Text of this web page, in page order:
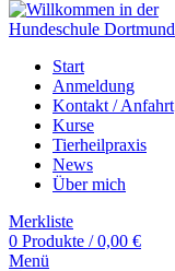
Start
Anmeldung
Kontakt / Anfahrt
Kurse
Tierheilpraxis
News
Über mich
Merkliste
0 Produkte / 0,00 €
Menü